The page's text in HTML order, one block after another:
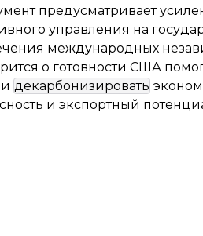
предусматривает
управления на
международных
о готовности США
декарбонизировать
и экспортный